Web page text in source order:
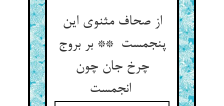
از صحاف مثنوی این
پنجمست ** بر بروج
چرخ جان چون
انجمست